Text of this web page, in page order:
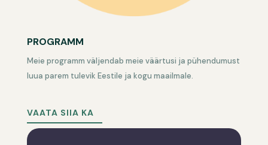
PROGRAMM
Meie programm väljendab meie väärtusi ja pühendumust
luua parem tulevik Eestile ja kogu maailmale.
VAATA SIIA KA